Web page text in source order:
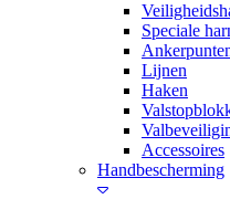
Speciale
Lijnen
Haken
Accessoires
Handbescherming